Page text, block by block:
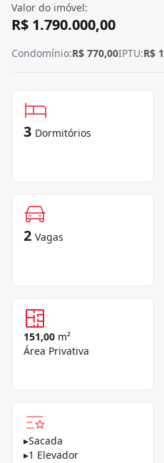
Valor do imóvel:
R$ 1.790.000,00
Condomínio:R$ 770,00IPTU:R$
3 Dormitórios
2 Vagas
151,00 m²
Área Privativa
▸Sacada
▸1 Elevador